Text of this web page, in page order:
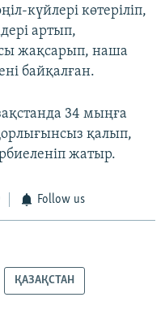
күйлері көтеріліп,
артып,
жақсарып, наша
байқалған.
34 мыңға
қалып,
жатыр.
Follow us
ҚАЗАҚСТАН